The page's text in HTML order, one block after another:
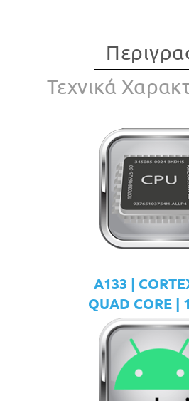
Τεχνικά
A133 |
QUAD CORE |